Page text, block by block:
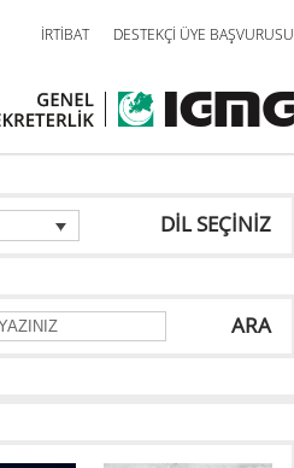
İRTİBAT DESTEKÇİ ÜYE BAŞVURUSU
DİL SEÇİNİZ
ARA